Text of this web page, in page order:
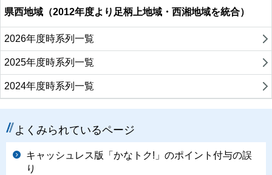
県西地域（2012年度より足柄上地域・西湘地域を統合）
2026年度時系列一覧
2025年度時系列一覧
2024年度時系列一覧
よくみられているページ
キャッシュレス版「かなトク!」のポイント付与の誤
り